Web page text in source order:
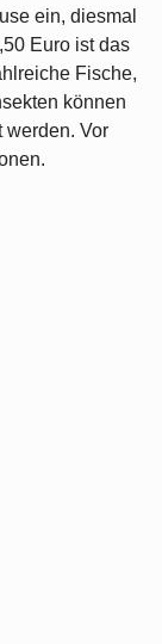
ein, diesmal
Euro ist das
Fische,
können
werden. Vor